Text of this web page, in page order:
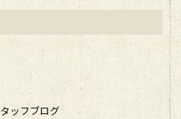
フブログ